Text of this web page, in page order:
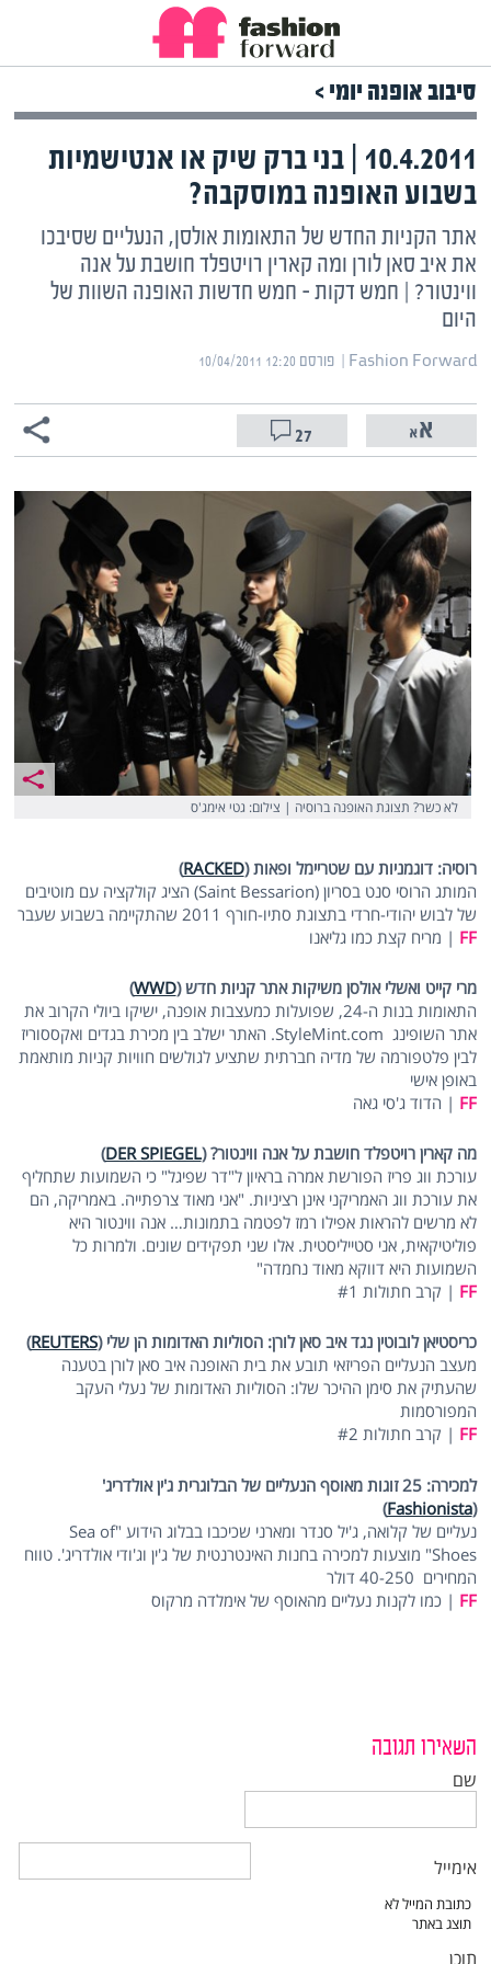
סיבוב אופנה יומי >
10.4.2011 | בני ברק שיק או אנטישמיות
בשבוע האופנה במוסקבה?
אתר הקניות החדש של התאומות אולסן, הנעליים שסיבכו
את איב סאן לורן ומה קארין רויטפלד חושבת על אנה
ווינטור? | חמש דקות – חמש חדשות האופנה השוות של
היום
Fashion Forward | ‏ פורסם ‎10/04/2011 12:20
27
לא כשר? תצוגת האופנה ברוסיה | צילום: גטי אימג'ס
רוסיה: דוגמניות עם שטריימל ופאות (RACKED
)
המותג הרוסי סנט בסריון (Saint Bessarion) הציג קולקציה עם מוטיבים
של לבוש יהודי-חרדי בתצוגת סתיו-חורף 2011 שהתקיימה בשבוע שעבר
FF
| מריח קצת כמו גליאנו
מרי קייט ואשלי אולסן משיקות אתר קניות חדש (WWD
)
התאומות בנות ה-24, שפועלות כמעצבות אופנה, ישיקו ביולי הקרוב את
אתר השופינג StyleMint.com. האתר ישלב בין מכירת בגדים ואקססוריז
לבין פלטפורמה של מדיה חברתית שתציע לגולשים חוויות קניות מותאמת
באופן אישי
FF | הדוד ג'סי גאה
מה קארין רויטפלד חושבת על אנה ווינטור?(
DER SPIEGEL
)
עורכת ווג פריז הפורשת אמרה בראיון ל"דר שפיגל" כי השמועות שתחליף
את עורכת ווג האמריקני אינן רציניות. "אני מאוד צרפתייה. באמריקה, הם
לא מרשים להראות אפילו רמז לפטמה בתמונות… אנה ווינטור היא
פוליטיקאית, אני סטייליסטית. אלו שני תפקידים שונים. ולמרות כל
השמועות היא דווקא מאוד נחמדה"
FF | קרב חתולות #1
כריסטיאן לובוטין נגד איב סאן לורן: הסוליות האדומות הן שלי (REUTERS
)
מעצב הנעליים הפריזאי תובע את בית האופנה איב סאן לורן בטענה
שהעתיק את סימן ההיכר שלו: הסוליות האדומות של נעלי העקב
המפורסמות
FF | קרב חתולות #2
למכירה: 25 זוגות מאוסף הנעליים של הבלוגרית ג'ין אולדריג'
(
Fashionista
)
נעליים של קלואה, ג'יל סנדר ומארני שכיכבו בבלוג הידוע "Sea of
Shoes" מוצעות למכירה בחנות האינטרנטית של ג'ין וג'ודי אולדריג'. טווח
המחירים 40-250 דולר
FF | כמו לקנות נעליים מהאוסף של אימלדה מרקוס
השאירו תגובה
שם
אימייל
תוכן